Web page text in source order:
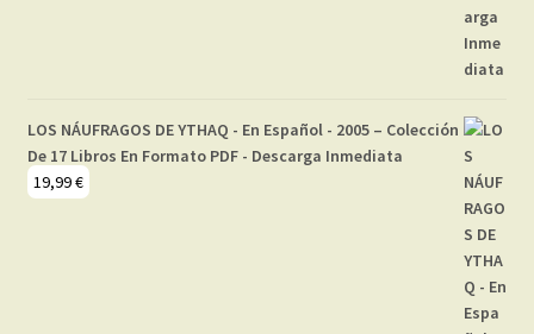
LOS NÁUFRAGOS DE YTHAQ - En Español - 2005 – Colección
De 17 Libros En Formato PDF - Descarga Inmediata
19,99€